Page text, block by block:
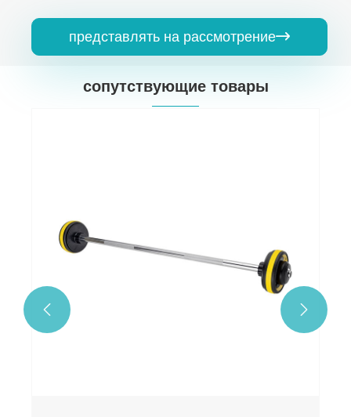
представлять на рассмотрение
сопутствующие товары
 